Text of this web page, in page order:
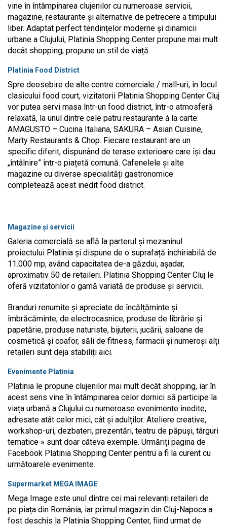
vine în întâmpinarea clujenilor cu numeroase servicii,
magazine, restaurante și alternative de petrecere a timpului
liber. Adaptat perfect tendințelor moderne și dinamicii
urbane a Clujului, Platinia Shopping Center propune mai mult
decât shopping, propune un stil de viață.
Platinia Food District
Spre deosebire de alte centre comerciale / mall-uri, în locul
clasicului food court, vizitatorii Platinia Shopping Center Cluj
vor putea servi masa într-un food district, într-o atmosferă
relaxată, la unul dintre cele patru restaurante à la carte:
AMAGUSTO – Cucina Italiana, SAKURA – Asian Cuisine,
Marty Restaurants & Chop. Fiecare restaurant are un
specific diferit, dispunând de terase exterioare care își dau
„întâlnire” într-o piațetă comună. Cafenelele și alte
magazine cu diverse specialități gastronomice
completează acest inedit food district.
Magazine și servicii
Galeria comercială se află la parterul și mezaninul
proiectului Platinia și dispune de o suprafață închiriabilă de
11.000 mp, având capacitatea de-a găzdui, așadar,
aproximativ 50 de retaileri. Platinia Shopping Center Cluj le
oferă vizitatorilor o gamă variată de produse și servicii.
Branduri renumite și apreciate de încălțăminte și
îmbrăcăminte, de electrocasnice, produse de librărie și
papetărie, produse naturiste, bijuterii, jucării, saloane de
cosmetică și coafor, săli de fitness, farmacii și numeroși alți
retaileri sunt deja stabiliți aici.
Evenimente Platinia
Platinia le propune clujenilor mai mult decât shopping, iar în
acest sens vine în întâmpinarea celor dornici să participe la
viața urbană a Clujului cu numeroase evenimente inedite,
adresate atât celor mici, cât și adulților. Ateliere creative,
workshop-uri, dezbateri, prezentări, teatru de păpuși, târguri
tematice » sunt doar câteva exemple. Urmăriți pagina de
Facebook Platinia Shopping Center pentru a fi la curent cu
următoarele evenimente.
Supermarket MEGA IMAGE
Mega Image este unul dintre cei mai relevanți retaileri de
pe piața din România, iar primul magazin din Cluj-Napoca a
fost deschis la Platinia Shopping Center, fiind urmat de